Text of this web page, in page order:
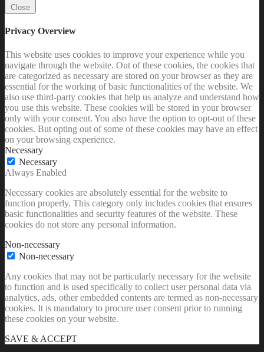
Close
Privacy Overview
This website uses cookies to improve your experience while you
navigate through the website. Out of these cookies, the cookies that
are categorized as necessary are stored on your browser as they are
essential for the working of basic functionalities of the website. We
also use third-party cookies that help us analyze and understand how
you use this website. These cookies will be stored in your browser
only with your consent. You also have the option to opt-out of these
cookies. But opting out of some of these cookies may have an effect
on your browsing experience.
Necessary
Necessary
Always Enabled
Necessary cookies are absolutely essential for the website to
function properly. This category only includes cookies that ensures
basic functionalities and security features of the website. These
cookies do not store any personal information.
Non-necessary
Non-necessary
Any cookies that may not be particularly necessary for the website
to function and is used specifically to collect user personal data via
analytics, ads, other embedded contents are termed as non-necessary
cookies. It is mandatory to procure user consent prior to running
these cookies on your website.
SAVE & ACCEPT